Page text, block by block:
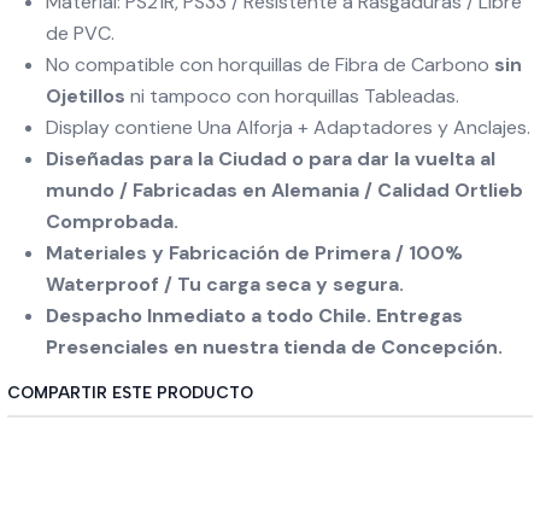
de PVC.
No compatible con horquillas de Fibra de Carbono sin
Ojetillos ni tampoco con horquillas Tableadas.
Display contiene Una Alforja + Adaptadores y Anclajes.
Diseñadas para la Ciudad o para dar la vuelta al
mundo / Fabricadas en Alemania / Calidad Ortlieb
Comprobada.
Materiales y Fabricación de Primera / 100%
Waterproof / Tu carga seca y segura.
Despacho Inmediato a todo Chile. Entregas
Presenciales en nuestra tienda de Concepción.
COMPARTIR ESTE PRODUCTO